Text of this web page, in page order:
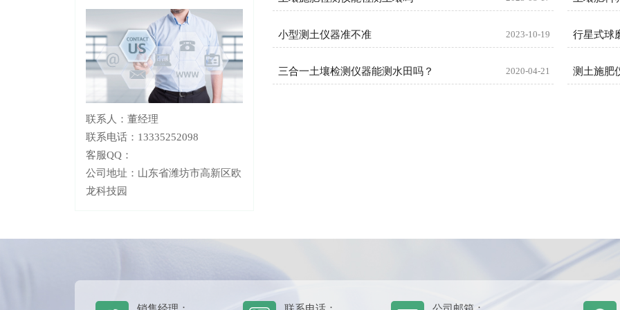
联系人：董经理
联系电话：13335252098
客服QQ：
公司地址：山东省潍坊市高新区欧
龙科技园
小型测土仪器准不准 2023-10-19
三合一土壤检测仪器能测水田吗？ 2020-04-21 测土施肥